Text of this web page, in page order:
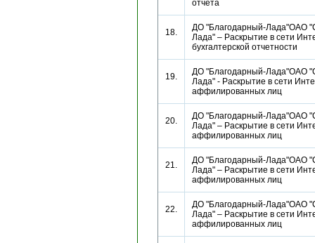
отчета
18.
ДО "Благодарный-Лада"ОАО
Лада" – Раскрытие в сети
бухгалтерской отчетности
19.
ДО "Благодарный-Лада"ОАО
Лада" - Раскрытие в сети
аффилированных лиц
20.
ДО "Благодарный-Лада"ОАО
Лада" – Раскрытие в сети
аффилированных лиц
21.
ДО "Благодарный-Лада"ОАО
Лада" – Раскрытие в сети
аффилированных лиц
22.
ДО "Благодарный-Лада"ОАО
Лада" – Раскрытие в сети
аффилированных лиц